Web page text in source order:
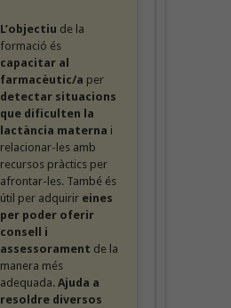
L’objectiu de la
formació és
capacitar al
farmacèutic/a per
detectar situacions
que dificulten la
lactància materna i
relacionar-les amb
recursos pràctics per
afrontar-les. També és
útil per adquirir eines
per poder oferir
consell i
assessorament de la
manera més
adequada. Ajuda a
resoldre diversos